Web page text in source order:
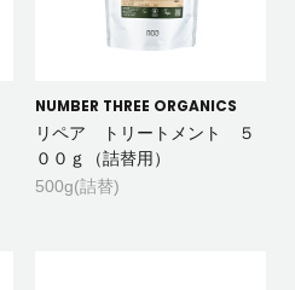
NUMBER THREE ORGANICS
リペア トリートメント ５
００ｇ（詰替用）
500g(詰替)